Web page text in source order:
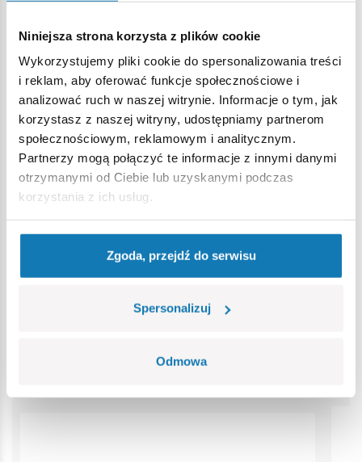
Niniejsza strona korzysta z plików cookie
Wykorzystujemy pliki cookie do spersonalizowania treści
i reklam, aby oferować funkcje społecznościowe i
analizować ruch w naszej witrynie. Informacje o tym, jak
korzystasz z naszej witryny, udostępniamy partnerom
społecznościowym, reklamowym i analitycznym.
Partnerzy mogą połączyć te informacje z innymi danymi
otrzymanymi od Ciebie lub uzyskanymi podczas
korzystania z ich usług.
Zgoda, przejdź do serwisu
Spersonalizuj
Odmowa
Lokalizacja produktu:
Strona główna Klocki na sztuki Opony i felgi Koło
Ostrzeżenie
małe części, które mogą zostać połknięte lub wchłonięte
(ryzyko zadławienia). Zalecamy zachowanie opakowania w